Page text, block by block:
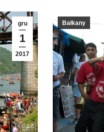
gru
1
2017
Bałkany